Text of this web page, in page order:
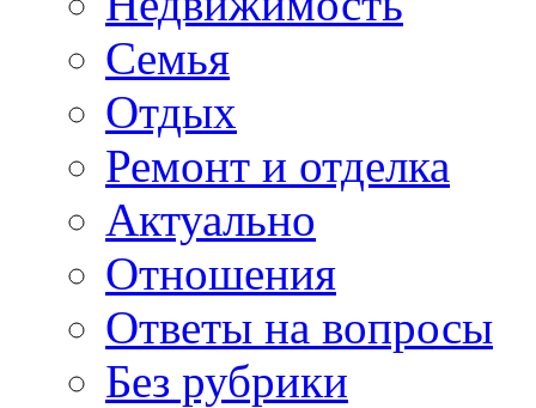
Семья
Отдых
Ремонт и отделка
Актуально
Отношения
Ответы на вопросы
Без рубрики